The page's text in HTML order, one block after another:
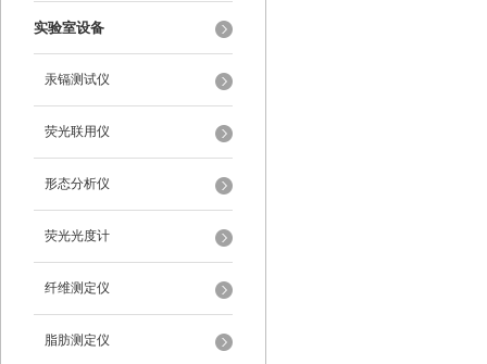
实验室设备
汞镉测试仪
荧光联用仪
形态分析仪
荧光光度计
纤维测定仪
脂肪测定仪